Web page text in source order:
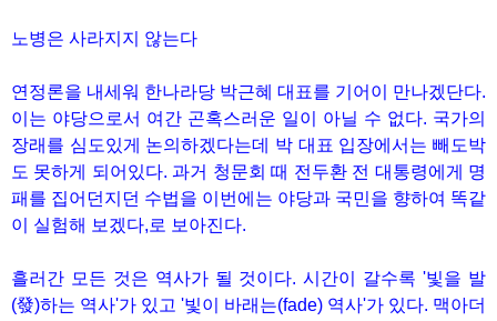
노병은 사라지지 않는다
연정론을 내세워 한나라당 박근혜 대표를 기어이 만나겠단다.
이는 야당으로서 여간 곤혹스러운 일이 아닐 수 없다. 국가의
장래를 심도있게 논의하겠다는데 박 대표 입장에서는 빼도박
도 못하게 되어있다. 과거 청문회 때 전두환 전 대통령에게 명
패를 집어던지던 수법을 이번에는 야당과 국민을 향하여 똑같
이 실험해 보겠다,로 보아진다.
흘러간 모든 것은 역사가 될 것이다. 시간이 갈수록 '빛을 발
(發)하는 역사'가 있고 '빛이 바래는(fade) 역사'가 있다. 맥아더